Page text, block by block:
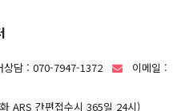
상담 : 070-7947-1372
이메일 :
ARS 간편접수시 365일 24시)